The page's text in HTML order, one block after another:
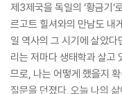
제3제국을 독일의 ‘황금기
르고트 힐셔와의 만남도 내
일 역사의 그 시기에 살았
리는 저마다 생태학과 살고
므로, 나는 어떻게 했을지
질문을 던졌다. 오늘 나의